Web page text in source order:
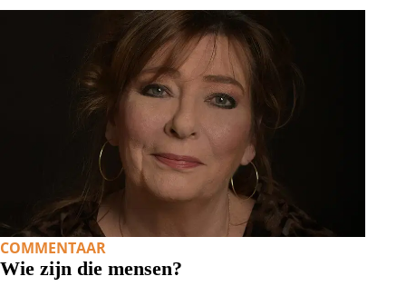
COMMENTAAR
Wie zijn die mensen?